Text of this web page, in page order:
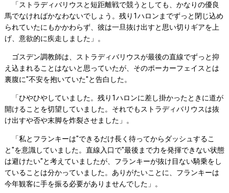
「ストラディバリウスと短距離戦で競うとしても、かなりの優良
馬でなければかなわないでしょう。残り1ハロンまでずっと閉じ込め
られていたにもかかわらず、彼は一旦抜け出すと思い切りギアを上
げ、意欲的に疾走しました」。
ゴスデン調教師は、ストラディバリウスが最後の直線でずっと抑
え込まれることはないと思っていたが、そのポーカーフェイスとは
裏腹に"不安を抱いていた"と告白した。
「ひやひやしていました。残り1ハロンに差し掛かったときに道が
開けることを切望していました。それでもストラディバリウスは抜
け出すや否や末脚を炸裂させました」。
「私とフランキーは"できるだけ長く待ってからダッシュするこ
と"を意識していました。直線入口で"最後まで力を発揮できない状態
は避けたい"と考えていましたが、フランキーが抜け目ない騎乗をし
ていることは分かっていました。ありがたいことに、フランキーは
今年観客に手を振る必要がありませんでした」。